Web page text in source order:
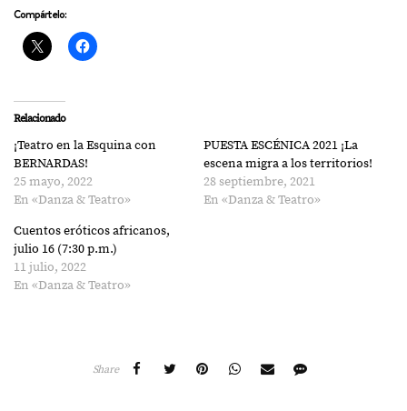
Compártelo:
Relacionado
¡Teatro en la Esquina con
BERNARDAS!
25 mayo, 2022
En «Danza & Teatro»
PUESTA ESCÉNICA 2021 ¡La
escena migra a los territorios!
28 septiembre, 2021
En «Danza & Teatro»
Cuentos eróticos africanos,
julio 16 (7:30 p.m.)
11 julio, 2022
En «Danza & Teatro»
Share